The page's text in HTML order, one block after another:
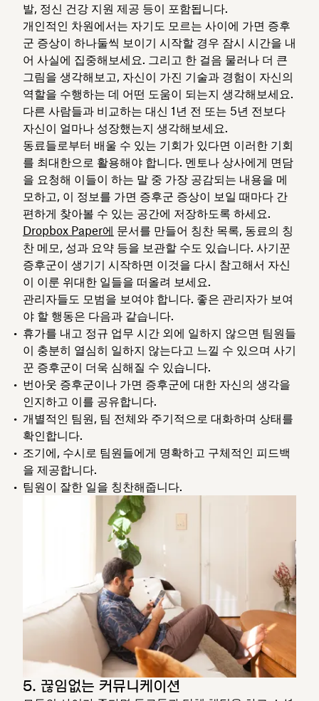
발, 정신 건강 지원 제공 등이 포함됩니다.
개인적인 차원에서는 자기도 모르는 사이에 가면 증후
군 증상이 하나둘씩 보이기 시작할 경우 잠시 시간을 내
어 사실에 집중해보세요. 그리고 한 걸음 물러나 더 큰
그림을 생각해보고, 자신이 가진 기술과 경험이 자신의
역할을 수행하는 데 어떤 도움이 되는지 생각해보세요.
다른 사람들과 비교하는 대신 1년 전 또는 5년 전보다
자신이 얼마나 성장했는지 생각해보세요.
동료들로부터 배울 수 있는 기회가 있다면 이러한 기회
를 최대한으로 활용해야 합니다. 멘토나 상사에게 면담
을 요청해 이들이 하는 말 중 가장 공감되는 내용을 메
모하고, 이 정보를 가면 증후군 증상이 보일 때마다 간
편하게 찾아볼 수 있는 공간에 저장하도록 하세요.
Dropbox Paper에 문서를 만들어 칭찬 목록, 동료의 칭
찬 메모, 성과 요약 등을 보관할 수도 있습니다. 사기꾼
증후군이 생기기 시작하면 이것을 다시 참고해서 자신
이 이룬 위대한 일들을 떠올려 보세요.
관리자들도 모범을 보여야 합니다. 좋은 관리자가 보여
야 할 행동은 다음과 같습니다.
휴가를 내고 정규 업무 시간 외에 일하지 않으면 팀원들
이 충분히 열심히 일하지 않는다고 느낄 수 있으며 사기
꾼 증후군이 더욱 심해질 수 있습니다.
번아웃 증후군이나 가면 증후군에 대한 자신의 생각을
인지하고 이를 공유합니다.
개별적인 팀원, 팀 전체와 주기적으로 대화하며 상태를
확인합니다.
조기에, 수시로 팀원들에게 명확하고 구체적인 피드백
을 제공합니다.
팀원이 잘한 일을 칭찬해줍니다.
5. 끊임없는 커뮤니케이션